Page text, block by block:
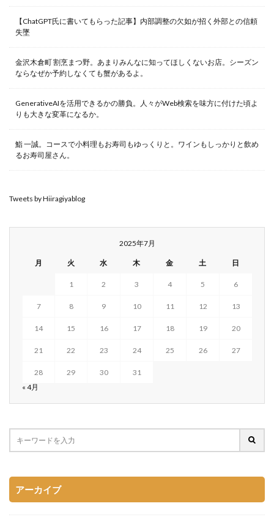
【ChatGPT氏に書いてもらった記事】内部調整の欠如が招く外部との信頼
失墜
金沢木倉町 割烹まつ野。あまりみんなに知ってほしくないお店。シーズン
ならなぜか予約しなくても蟹があるよ。
GenerativeAIを活用できるかの勝負。人々がWeb検索を味方に付けた頃よ
りも大きな変革になるか。
鮨 一誠。コースで小料理もお寿司もゆっくりと。ワインもしっかりと飲め
るお寿司屋さん。
Tweets by Hiiragiyablog
2025年7月
月 火 水 木 金 土 日
1 2 3 4 5 6
7 8 9 10 11 12 13
14 15 16 17 18 19 20
21 22 23 24 25 26 27
28 29 30
31
« 4月
アーカイブ